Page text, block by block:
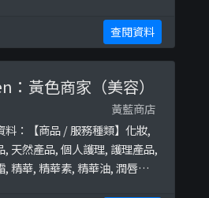
permalink.php?
www ...
查閱資料
：黃色商家（美容）
黃藍商店
料：【商品 / 服務種類】化妝,
, 天然產品, 個人護理, 護理產品,
精華, 精華素, 精華油, 潤唇膏,